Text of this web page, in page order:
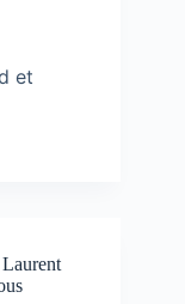
et
Laurent